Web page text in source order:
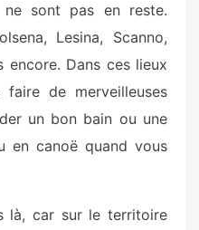
sont pas en reste.
Lesina, Scanno,
encore. Dans ces lieux
de merveilleuses
un bon bain ou une
en canoë quand vous
là, car sur le territoire